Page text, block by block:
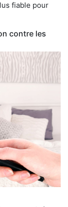
fiable pour
contre les